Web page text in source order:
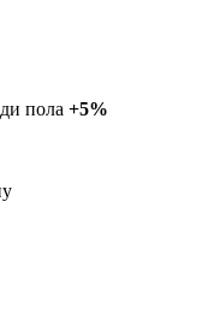
пола +5%